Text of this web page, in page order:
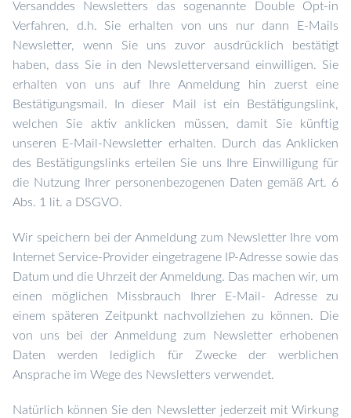
Versanddes Newsletters das sogenannte
Double Opt-in
Verfahren, d.h. Sie erhalten von uns nur dann E-Mails
Newsletter, wenn Sie uns zuvor ausdrücklich bestätigt
haben, dass Sie in den Newsletterversand einwilligen. Sie
erhalten von uns auf Ihre Anmeldung hin zuerst eine
Bestätigungsmail . In dieser Mail ist ein Bestätigungslink,
welchen Sie aktiv anklicken müssen, damit Sie künftig
unseren E-Mail-Newsletter erhalten. Durch das Anklicken
des Bestätigungslinks erteilen Sie uns Ihre Einwilligung für
die Nutzung Ihrer personenbezogenen Daten gemäß Art. 6
Abs. 1 lit. a DSGVO.
Wir speichern bei der Anmeldung zum Newsletter Ihre vom
Internet Service-Provider eingetragene IP-Adresse sowie das
Datum und die Uhrzeit der Anmeldung. Das machen wir, um
einen möglichen Missbrauch Ihrer E-Mail- Adresse zu
einem späteren Zeitpunkt nachvollziehen zu können. Die
von uns bei der Anmeldung zum Newsletter erhobenen
Daten werden lediglich für Zwecke der werblichen
Ansprache im Wege des Newsletters verwendet.
Natürlich können Sie den Newsletter jederzeit mit Wirkung